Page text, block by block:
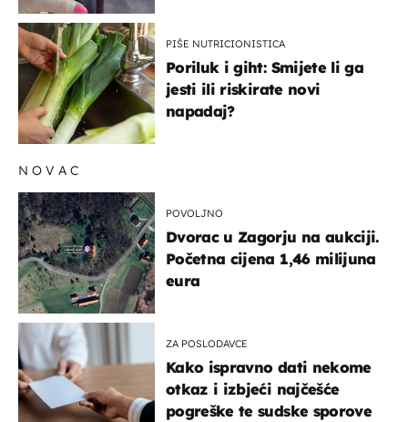
PIŠE NUTRICIONISTICA
Poriluk i giht: Smijete li ga
jesti ili riskirate novi
napadaj?
NOVAC
POVOLJNO
Dvorac u Zagorju na aukciji.
Početna cijena 1,46 milijuna
eura
ZA POSLODAVCE
Kako ispravno dati nekome
otkaz i izbjeći najčešće
pogreške te sudske sporove